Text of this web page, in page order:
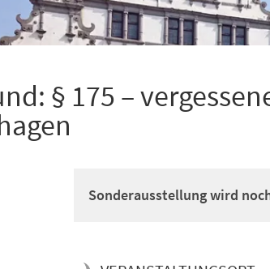
§ 175 –
Sonderausstellung wird